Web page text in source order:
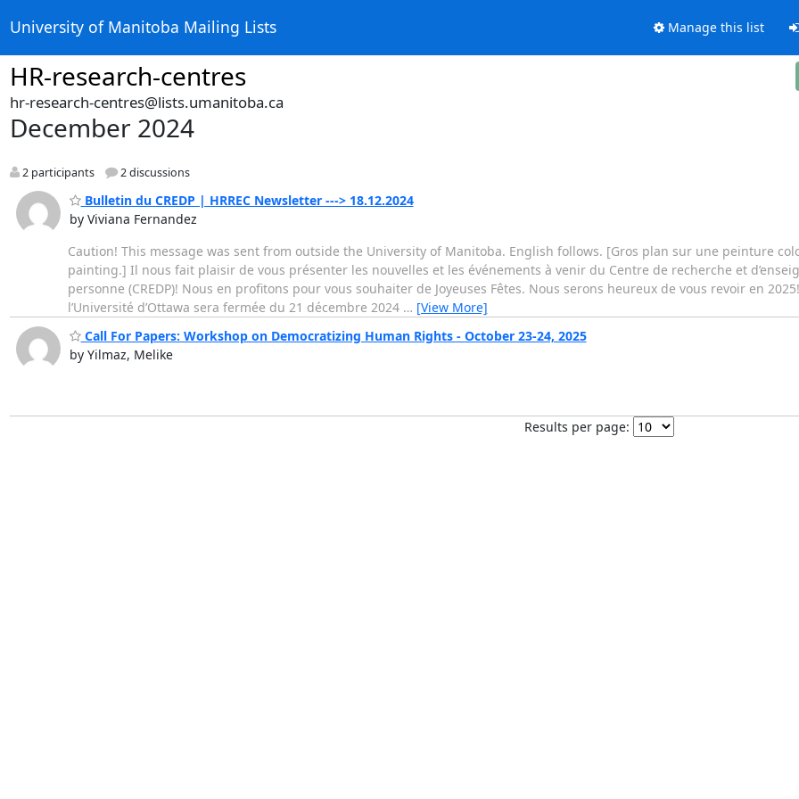
University of Manitoba Mailing Lists Manage this list
HR-research-centres
hr-research-centres@lists.umanitoba.ca
December 2024
2 participants 2 discussions
Bulletin du CREDP | HRREC Newsletter ---> 18.12.2024
by Viviana Fernandez
Caution! This message was sent from outside the University of Manitoba. English follows. [Gros plan sur une peinture
painting.] Il nous fait plaisir de vous présenter les nouvelles et les événements à venir du Centre de recherche et
personne (CREDP)! Nous en profitons pour vous souhaiter de Joyeuses Fêtes. Nous serons heureux de vous revoir en
l’Université d’Ottawa sera fermée du 21 décembre 2024 … [View More]
Call For Papers: Workshop on Democratizing Human Rights - October 23-24, 2025
by Yilmaz, Melike
Results per page: